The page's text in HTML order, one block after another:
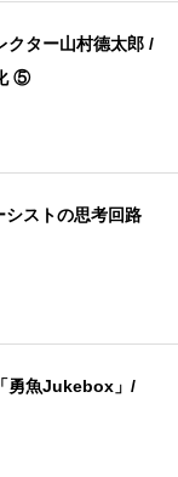
クター山村德太郎 /
⑤
ストの思考回路
勇魚Jukebox」/